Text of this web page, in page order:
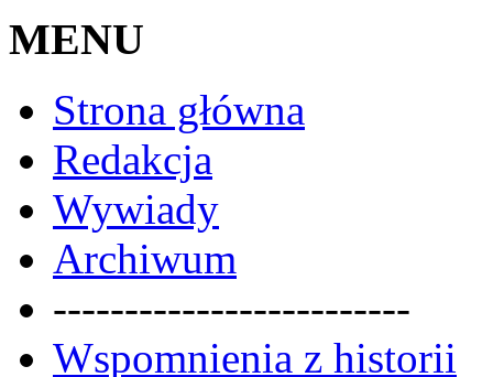
MENU
Strona główna
Redakcja
Wywiady
Archiwum
-------------------------
Wspomnienia z historii